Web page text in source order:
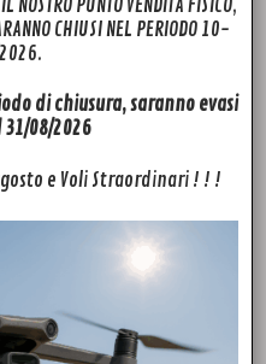
Tuo Drone?
per offrirti l’adeguata
effettueranno tutti i
manutenzione ed inoltre
mezzo. Questo per
il Tuo Drone e lavorare
NOSTRO PUNTO VENDITA FISICO,
CHIUSI NEL PERIODO 10-
di chiusura, saranno evasi
08/2026
e Voli Straordinari ! ! !